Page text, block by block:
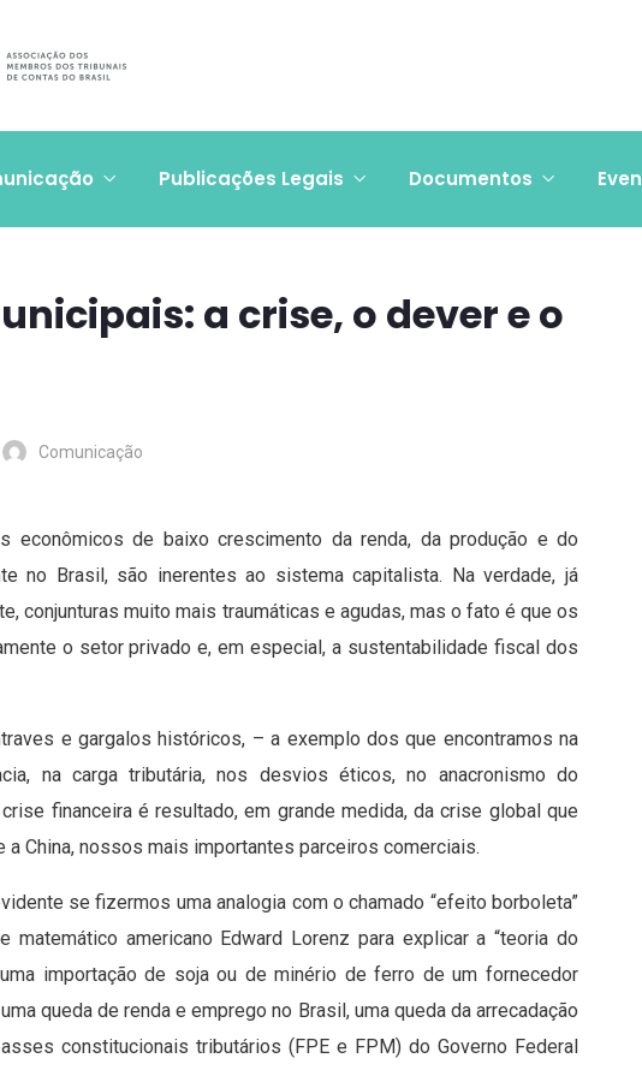
Publicações Legais Documentos
a crise, o dever e o
Comunicação
econômicos de baixo crescimento da renda, da produção e do
no Brasil, são inerentes ao sistema capitalista. Na verdade, já
conjunturas muito mais traumáticas e agudas, mas o fato é que os
o setor privado e, em especial, a sustentabilidade fiscal dos
e gargalos históricos, – a exemplo dos que encontramos na
na carga tributária, nos desvios éticos, no anacronismo do
financeira é resultado, em grande medida, da crise global que
a China, nossos mais importantes parceiros comerciais.
se fizermos uma analogia com o chamado “efeito borboleta”
americano Edward Lorenz para explicar a “teoria do
importação de soja ou de minério de ferro de um fornecedor
queda de renda e emprego no Brasil, uma queda da arrecadação
constitucionais tributários (FPE e FPM) do Governo Federal